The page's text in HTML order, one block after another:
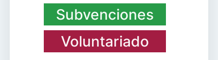
Subvenciones
Voluntariado